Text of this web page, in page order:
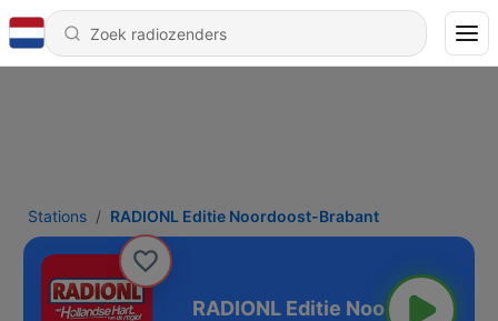
Stations RADIONL Editie Noordoost-Brabant
Brabant